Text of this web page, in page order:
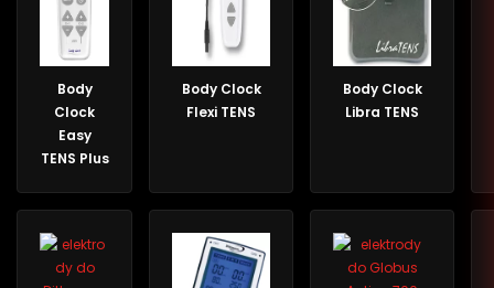
Body
Clock
Easy
TENS Plus
Body Clock
Flexi TENS
Body Clock
Libra TENS